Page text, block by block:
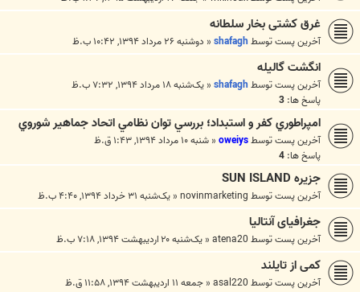
غرق کشتی بخار سلطانه
آخرین پست توسطshafagh
« دوشنبه ۲۶ مرداد ۱۳۹۴, ۱۰:۴۲ ب.ظ
انگشت گالیله
آخرین پست توسطshafagh
« یک‌شنبه ۱۸ مرداد ۱۳۹۴, ۷:۳۲ ب.ظ
پاسخ ها: 3
امپراطوري كفر و استبداد؛ بررسي توان نظامي اتحاد جماهير شوروي
آخرین پست توسطoweiys
« شنبه ۱۰ مرداد ۱۳۹۴, ۱:۴۳ ق.ظ
پاسخ ها: 4
جزیره SUN ISLAND
آخرین پست توسطnovinmarketing
« یک‌شنبه ۳۱ خرداد ۱۳۹۴, ۴:۴۰ ب.ظ
جغرافیای آنتالیا
آخرین پست توسطatena20
« یک‌شنبه ۲۰ اردیبهشت ۱۳۹۴, ۷:۱۸ ب.ظ
کمی از تایلند
آخرین پست توسطasal220
« جمعه ۱۱ اردیبهشت ۱۳۹۴, ۱۱:۵۸ ق.ظ